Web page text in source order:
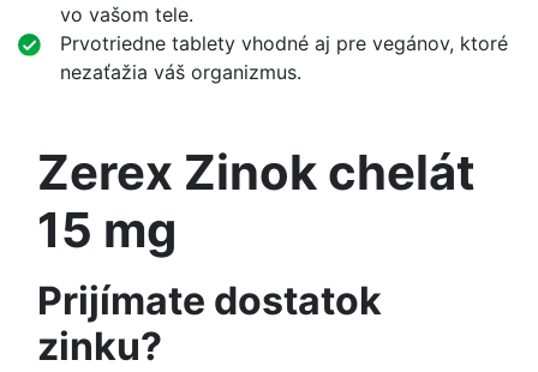
vo vašom tele.
Prvotriedne tablety vhodné aj pre vegánov, ktoré
nezaťažia váš organizmus.
Zerex Zinok chelát
15 mg
Prijímate dostatok
zinku?